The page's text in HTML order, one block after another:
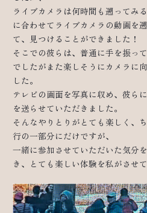
ライブカメラは何時間も遡ってみ
に合わせてライブカメラの動画を
て、見つけることができました！
そこでの彼らは、普通に手を振っ
でしたがまた楽しそうにカメラに
した。
テレビの画面を写真に収め、彼ら
を送らせていただきました。
そんなやりとりがとても楽しく、
行の一部分にだけですが、
一緒に参加させていただいた気分
き、とても楽しい体験を私がさせ